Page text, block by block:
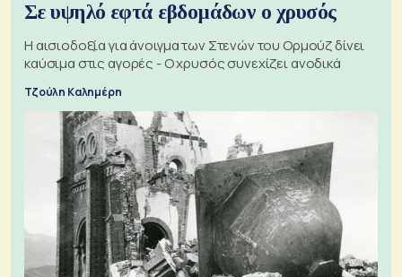
Σε υψηλό εφτά εβδομάδων ο χρυσός
Η αισιοδοξία για άνοιγμα των Στενών του Ορμούζ δίνει
καύσιμα στις αγορές - Ο χρυσός συνεχίζει ανοδικά
Τζούλη Καλημέρη